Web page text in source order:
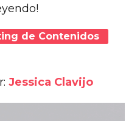
de Contenidos
Jessica Clavijo